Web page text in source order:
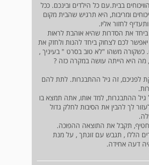
בבית.עם כל הילדים ובינכם. ככל
ומריבות, היא תרגיש שהבית מקום
לחזור אליו.
את הסדרות שהיא אוהבת לראות
יאפשר לכם לצחוק ביחד להנות ולחזק את
כשקורה משהו "לא טוב בסרט " בעיניך ,
היא הייתה עושה במקרה כזה ?
לפניכם, זה גיל ההתבגרות. לתת להם
ההתבגרות, למד אותו, אתה תמצא בו
לך להבין את הסיבות לחלק גדול
תקבל את התוצאה ההפוכה.
הללו , תגבש עם זוגתך , על מנת
דעה אחידה.